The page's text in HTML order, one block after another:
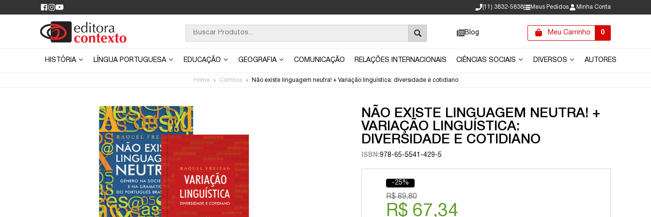
(11) 3832-5838 Meus Pedidos Minha Conta
Blog Meu Carrinho 0
HISTÓRIA LÍNGUA PORTUGUESA EDUCAÇÃO GEOGRAFIA COMUNICAÇÃO RELAÇÕES INTERNACIONAIS CIÊNCIAS SOCIAIS DIVERSOS AUTORES
Home Combos Não existe linguagem neutra! + Variação linguística: diversidade e cotidiano
NÃO EXISTE LINGUAGEM NEUTRA! +
VARIAÇÃO LINGUÍSTICA:
DIVERSIDADE E COTIDIANO
ISBN:978-65-5541-429-5
-25%
R$ 89,80
R$ 67,34